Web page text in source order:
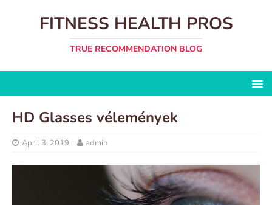
FITNESS HEALTH PROS
TRUE RECOMMENDATION BLOG
HD Glasses vélemények
April 3, 2019 admin